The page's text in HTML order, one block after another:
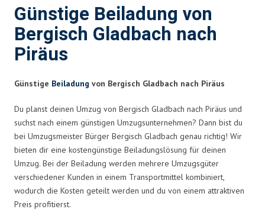
Günstige Beiladung von
Bergisch Gladbach nach
Piräus
Günstige Beiladung von Bergisch Gladbach nach Piräus
Du planst deinen Umzug von Bergisch Gladbach nach Piräus und
suchst nach einem günstigen Umzugsunternehmen? Dann bist du
bei Umzugsmeister Bürger Bergisch Gladbach genau richtig! Wir
bieten dir eine kostengünstige Beiladungslösung für deinen
Umzug. Bei der Beiladung werden mehrere Umzugsgüter
verschiedener Kunden in einem Transportmittel kombiniert,
wodurch die Kosten geteilt werden und du von einem attraktiven
Preis profitierst.